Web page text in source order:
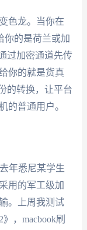
色龙。当你在
你的是荷兰或加
过加密通道先传
你的就是货真
的转换，让平台
的普通用户。
年悉尼某学生
用的军工级加
。上周我测试
，macbook刷